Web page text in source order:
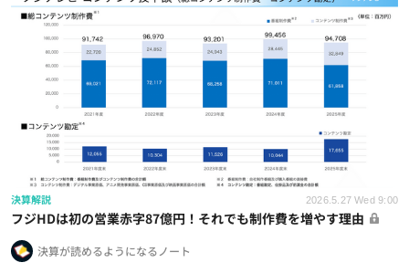
決算解説 2026.5.27 Wed 9:00
フジHDは初の営業赤字87億円！それでも制作費を増やす理由
決算が読めるようになるノート